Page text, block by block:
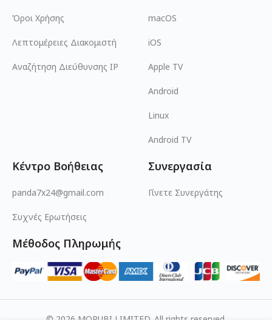
Όροι Χρήσης
Λεπτομέρειες Διακομιστή
Αναζήτηση Διεύθυνσης IP
macOS
iOS
Apple TV
Android
Linux
Android TV
Κέντρο Βοήθειας
panda7x24@gmail.com
Συχνές Ερωτήσεις
Συνεργασία
Γίνετε Συνεργάτης
Μέθοδος Πληρωμής
© 2026 MOPUBI LIMITED. All rights reserved.